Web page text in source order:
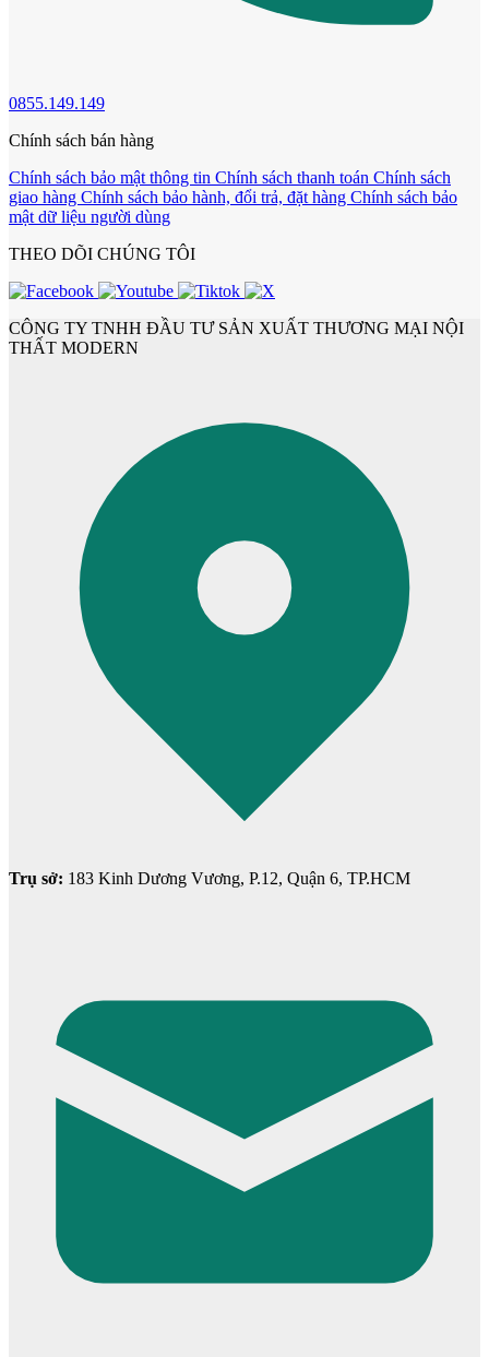
Cửa Nhựa Gỗ Sungyu Đài Loan
Cửa Nhựa Hàn Quốc
Cửa nhựa Composite Đài Loan
0855.149.149
Chính sách bán hàng
Chính sách bảo mật thông tin Chính sách thanh toán Chính sách
giao hàng Chính sách bảo hành, đổi trả, đặt hàng Chính sách bảo
mật dữ liệu người dùng
THEO DÕI CHÚNG TÔI
CÔNG TY TNHH ĐẦU TƯ SẢN XUẤT THƯƠNG MẠI NỘI
THẤT MODERN
Trụ sở: 183 Kinh Dương Vương, P.12, Quận 6, TP.HCM